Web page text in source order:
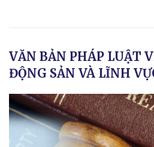
VĂN BẢN PHÁP LUẬT
ĐỘNG SẢN VÀ LĨNH